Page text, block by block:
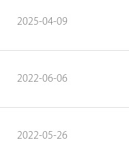
2025-04-09
2022-06-06
2022-05-26